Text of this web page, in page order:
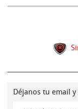
Déjanos tu email